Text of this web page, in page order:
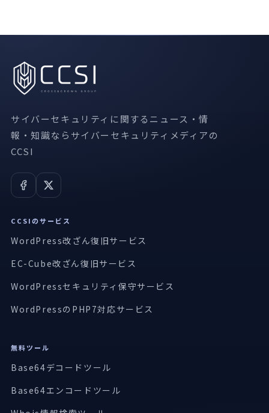
サイバーセキュリティに関するニュース・情
報・知識ならサイバーセキュリティメディアの
CCSI
CCSIのサービス
WordPress改ざん復旧サービス
EC-Cube改ざん復旧サービス
WordPressセキュリティ保守サービス
WordPressのPHP7対応サービス
無料ツール
Base64デコードツール
Base64エンコードツール